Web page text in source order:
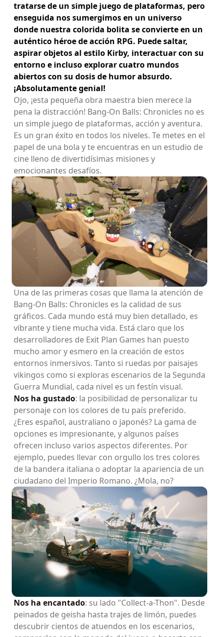
tratarse de un simple juego de plataformas, pero
enseguida nos sumergimos en un universo
donde nuestra colorida bolita se convierte en un
auténtico héroe de acción RPG. Puede saltar,
aspirar objetos al estilo Kirby, interactuar con su
entorno e incluso explorar cuatro mundos
abiertos con su dosis de humor absurdo.
¡Absolutamente genial!
Ojo, ¡esta pequeña obra maestra bien merece la
pena la distracción! Bang-On Balls: Chronicles no es
un simple juego de plataformas, acción y aventura.
Es un gran éxito en todos los niveles. Te metes en el
papel de una bola y te encuentras en un estudio de
cine lleno de divertidísimas misiones y
emocionantes desafíos.
Una de las primeras cosas que llama la atención de
Bang-On Balls: Chronicles es la calidad de sus
gráficos. Cada mundo está muy bien detallado, es
vibrante y tiene mucha vida. Está claro que los
desarrolladores de Exit Plan Games han puesto
mucho amor y esmero en la creación de estos
entornos inmersivos. Tanto si ruedas por paisajes
vikingos como si exploras escenarios de la Segunda
Guerra Mundial, cada nivel es un festín visual.
Nos ha gustado: la posibilidad de personalizar tu
personaje con los colores de tu país preferido.
¿Eres español, australiano o japonés? La gama de
opciones es impresionante, y algunos países
ofrecen incluso varios aspectos diferentes. Por
ejemplo, puedes llevar con orgullo los tres colores
de la bandera italiana o adoptar la apariencia de un
ciudadano del Imperio Romano. ¿Mola, no?
Nos ha encantado: su lado "Collect-a-Thon". Desde
peinados de geisha hasta trajes de limón, puedes
descubrir cientos de atuendos en los escenarios,